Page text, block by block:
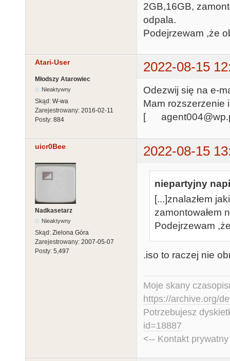
2GB,16GB,
odpala.
Podejrzewam ,że
Atari-User 2022-08-15
Młodszy Atarowiec
Nieaktywny
Skąd: W-wa
Zarejestrowany: 2016-02-11
Posty: 884
Odezwij się na e-
Mam rozszerzenie
[
uicr0Bee 2022-08-15
Nadkasetarz
Nieaktywny
Skąd: Zielona Góra
Zarejestrowany: 2007-05-07
Posty: 5,497
niepartyjny
[...]znalazłem
zamontowałem
Podejrzewam
.iso to raczej nie
Moje skany
https://archive.org/
Potrzebujesz
id=18887
<-- Kontakt